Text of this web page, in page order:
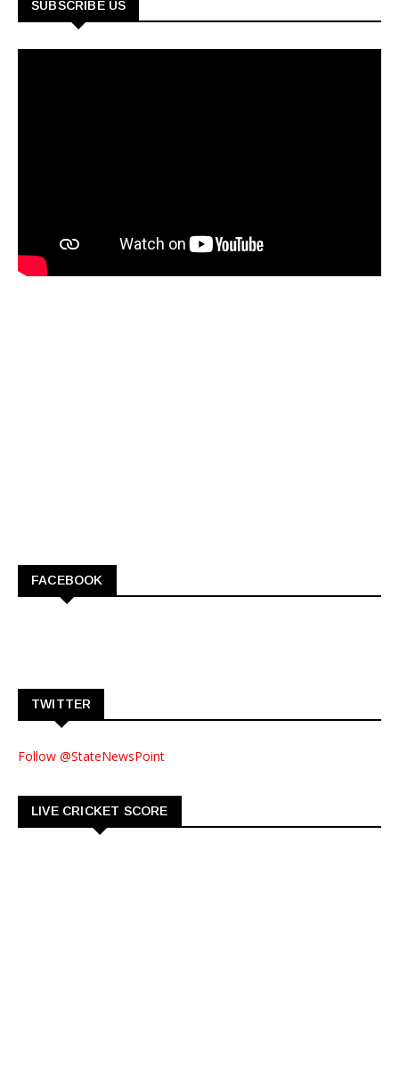
SUBSCRIBE US
FACEBOOK
TWITTER
Follow @StateNewsPoint
LIVE CRICKET SCORE